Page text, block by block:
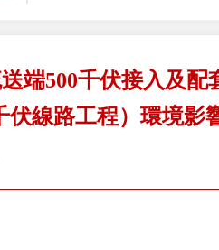
端500千伏接入及配
線路工程）環境影